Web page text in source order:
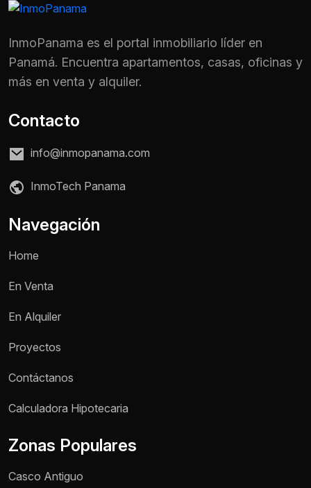
InmoPanama es el portal inmobiliario líder en
Panamá. Encuentra apartamentos, casas, oficinas y
más en venta y alquiler.
Contacto
info@inmopanama.com
InmoTech Panama
Navegación
Home
En Venta
En Alquiler
Proyectos
Contáctanos
Calculadora Hipotecaria
Zonas Populares
Casco Antiguo